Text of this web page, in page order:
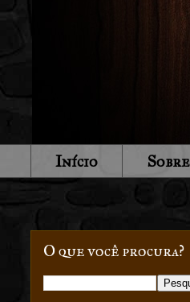
Início Sobre
O que você procura?